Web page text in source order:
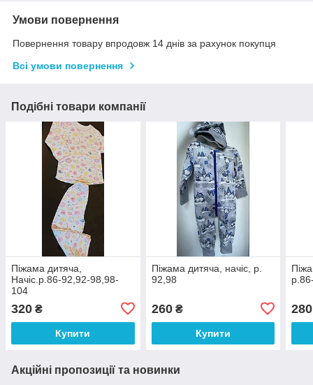
Умови повернення
Повернення товару впродовж 14 днів за рахунок покупця
Всі умови повернення
Подібні товари компанії
Піжама дитяча,
Начіс.р.86-92,92-98,98-
104
320 ₴
Купити
Піжама дитяча, начіс, р.
92,98
260₴
Купити
280
Акційні пропозиції та новинки